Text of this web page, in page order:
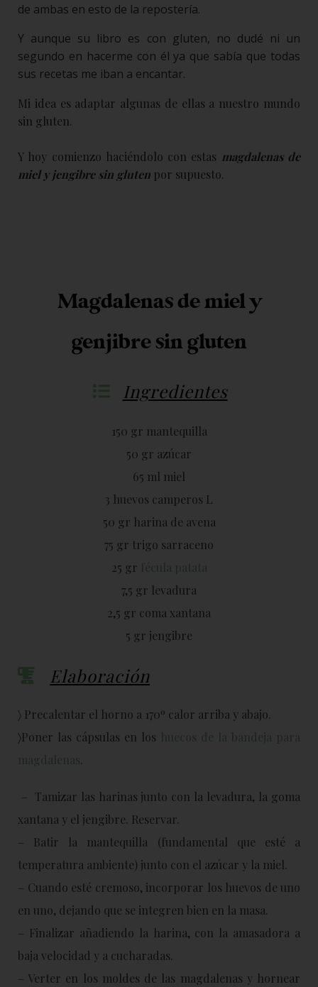
de ambas en esto de la repostería.
Y aunque su libro es con gluten, no dudé ni un
segundo en hacerme con él ya que sabía que todas
sus recetas me iban a encantar.
Mi idea es adaptar algunas de ellas a nuestro mundo
sin gluten.
Y hoy comienzo haciéndolo con estas magdalenas de
miel y jengibre sin gluten por supuesto.
Magdalenas de miel y
genjibre sin gluten
Ingredientes
150 gr mantequilla
50 gr azúcar
65 ml miel
3 huevos camperos L
50 gr harina de avena
75 gr trigo sarraceno
25 gr fécula patata
7,5 gr levadura
2,5 gr coma xantana
5 gr jengibre
Elaboración
〉 Precalentar el horno a 170º calor arriba y abajo.
〉Poner las cápsulas en los huecos de la bandeja para
magdalenas.
– Tamizar las harinas junto con la levadura, la goma
xantana y el jengibre. Reservar.
– Batir la mantequilla (fundamental que esté a
temperatura ambiente) junto con el azúcar y la miel.
– Cuando esté cremoso, incorporar los huevos de uno
en uno, dejando que se integren bien en la masa.
– Finalizar añadiendo la harina, con la amasadora a
baja velocidad y a cucharadas.
– Verter en los moldes de las magdalenas y hornear